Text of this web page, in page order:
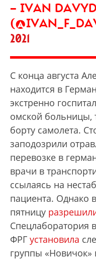
— IVAN
2021
С конца августа
находится в
экстренно
омской больницы,
борту самолета.
заподозрили
перевозке в
врачи в
ссылаясь на
пациента. Однако
пятницу
Спецлаборатория
ФРГ установила
группы «Новичок»